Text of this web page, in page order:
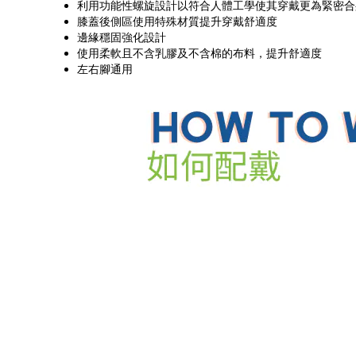
利用功能性螺旋設計以符合人體工學使其穿戴更為緊密
膝蓋後側區使用特殊材質提升穿戴舒適度
邊緣穩固強化設計
使用柔軟且不含乳膠及不含棉的布料，提升舒適度
左右腳通用